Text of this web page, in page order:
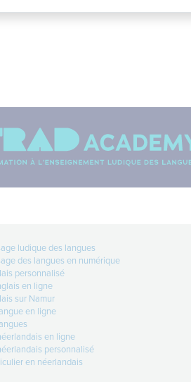
ludique des langues
des langues en numérique
personnalisé
en ligne
sur Namur
en ligne
en ligne
personnalisé
en néerlandais